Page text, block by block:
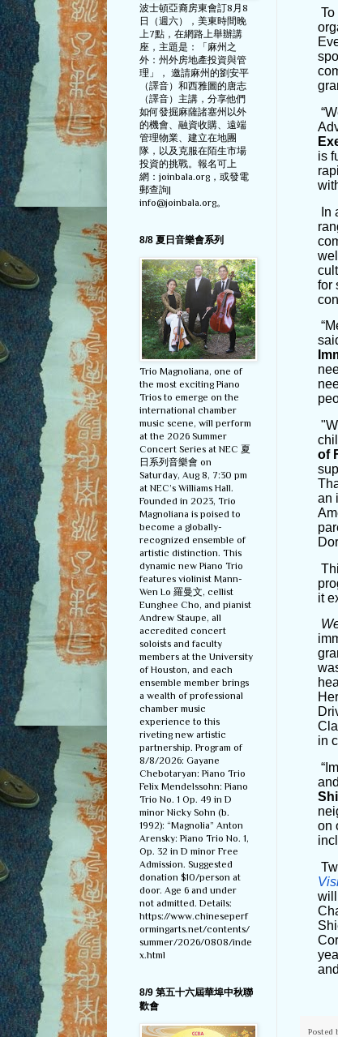
is
In
for
of
an
it
in
on
will
Posted
波士頓亞裔房東會訂8月8
日（週六），美東時間晚
上7點，在網路上舉辦講
座，主題是：「麻州之
外：州外房地產投資與管
理」， 邀請麻州的劉安平
（譯音）和西雅圖的唐志
（譯音）主講，分享他們
如何發掘麻薩諸塞州以外
的機會、融資收購、遠端
管理物業、建立在地團
隊，以及克服在陌生市場
投資的挑戰。報名可上
網：joinbala.org，或發電
郵查詢|
info@joinbala.org。
8/8 夏日音樂會系列
Trio Magnoliana, one of
the most exciting Piano
Trios to emerge on the
international chamber
music scene, will perform
at the 2026 Summer
Concert Series at NEC 夏
日系列音樂會 on
Saturday, Aug 8, 7:30 pm
at NEC’s Williams Hall.
Founded in 2023, Trio
Magnoliana is poised to
become a globally-
recognized ensemble of
artistic distinction. This
dynamic new Piano Trio
features violinist Mann-
Wen Lo 羅曼文, cellist
Eunghee Cho, and pianist
Andrew Staupe, all
accredited concert
soloists and faculty
members at the University
of Houston, and each
ensemble member brings
a wealth of professional
chamber music
experience to this
riveting new artistic
partnership. Program of
8/8/2026: Gayane
Chebotaryan: Piano Trio
Felix Mendelssohn: Piano
Trio No. 1 Op. 49 in D
minor Nicky Sohn (b.
1992): “Magnolia” Anton
Arensky: Piano Trio No. 1,
Op. 32 in D minor Free
Admission. Suggested
donation $10/person at
door. Age 6 and under
not admitted. Details:
https://www.chineseperf
ormingarts.net/contents/
summer/2026/0808/inde
x.html
8/9 第五十六屆華埠中秋聯
歡會